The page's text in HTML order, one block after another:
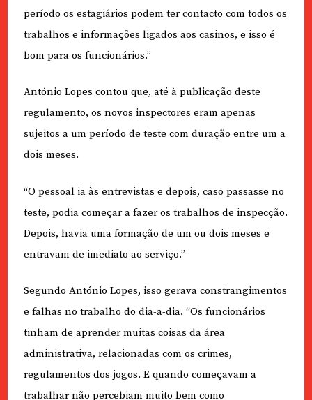
período os estagiários podem ter contacto com todos os
trabalhos e informações ligados aos casinos, e isso é
bom para os funcionários.”
António Lopes contou que, até à publicação deste
regulamento, os novos inspectores eram apenas
sujeitos a um período de teste com duração entre um a
dois meses.
“O pessoal ia às entrevistas e depois, caso passasse no
teste, podia começar a fazer os trabalhos de inspecção.
Depois, havia uma formação de um ou dois meses e
entravam de imediato ao serviço.”
Segundo António Lopes, isso gerava constrangimentos
e falhas no trabalho do dia-a-dia. “Os funcionários
tinham de aprender muitas coisas da área
administrativa, relacionadas com os crimes,
regulamentos dos jogos. E quando começavam a
trabalhar não percebiam muito bem como